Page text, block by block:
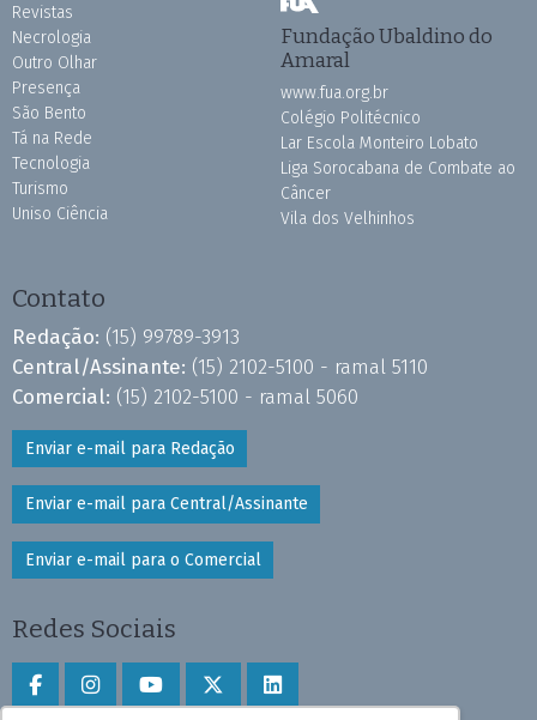
Revistas
Necrologia
Outro Olhar
Presença
São Bento
Tá na Rede
Tecnologia
Turismo
Uniso Ciência
Fundação Ubaldino do
Amaral
www.fua.org.br
Colégio Politécnico
Lar Escola Monteiro Lobato
Liga Sorocabana de Combate ao
Câncer
Vila dos Velhinhos
Contato
Redação: (15) 99789-3913
Central/Assinante: (15) 2102-5100 - ramal 5110
Comercial: (15) 2102-5100 - ramal 5060
Enviar e-mail para Redação
Enviar e-mail para Central/Assinante
Enviar e-mail para o Comercial
Redes Sociais